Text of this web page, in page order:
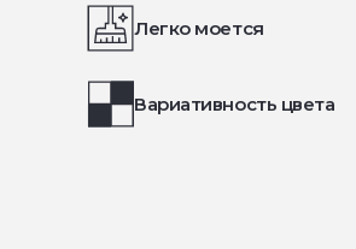
Легко моется
Вариативность цвета